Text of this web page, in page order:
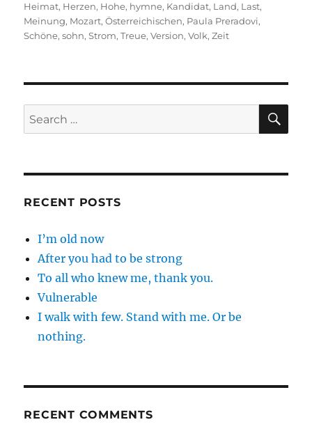
Heimat, Herzen, Hohe, hymne, Kandidat, Land, Last,
Meinung, Mozart,Österreichischen, Paula Preradovi,
Schöne,sohn,Strom,Treue,Version,Volk,Zeit
Search
for:
RECENT POSTS
I’m old now
After you had to be strong
To all who knew me, thank you.
Vulnerable
I walk with few. Stand with me. Or be
nothing.
RECENT COMMENTS